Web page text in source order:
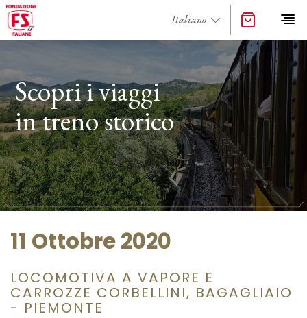
Scopri i viaggi
in treno storico
11 Ottobre 2020
LOCOMOTIVA A VAPORE E
CARROZZE CORBELLINI, BAGAGLIAIO
- PIEMONTE